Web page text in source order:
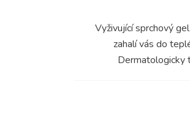
Vyživující sprchový
zahalí vás do
Dermatologicky